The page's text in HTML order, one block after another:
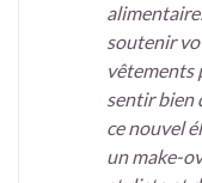
soutenir
vêtements
sentir bien
ce nouvel
un make-